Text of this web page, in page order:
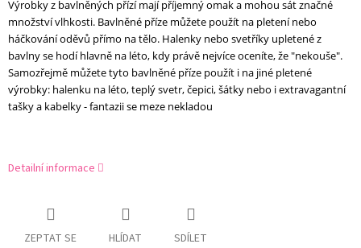
Výrobky z bavlněných přízí mají příjemný omak a mohou sát značné
množství vlhkosti. Bavlněné příze můžete použít na pletení nebo
háčkování oděvů přímo na tělo. Halenky nebo svetříky upletené z
bavlny se hodí hlavně na léto, kdy právě nejvíce oceníte, že "nekouše".
Samozřejmě můžete tyto bavlněné příze použít i na jiné pletené
výrobky: halenku na léto, teplý svetr, čepici, šátky nebo i extravagantní
tašky a kabelky - fantazii se meze nekladou
Detailní informace
ZEPTAT SE HLÍDAT SDÍLET